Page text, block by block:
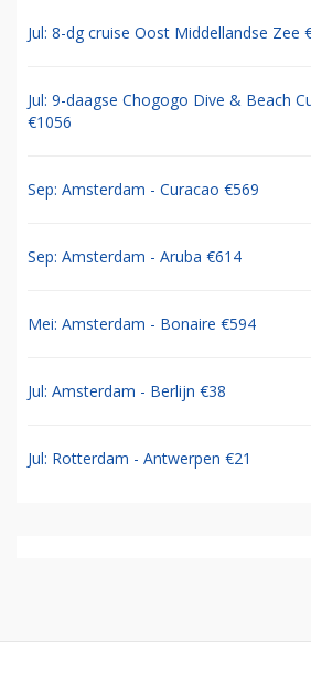
Jul: 8-dg cruise Oost Middellandse Zee
Jul: 9-daagse Chogogo Dive & Beach
€1056
Sep: Amsterdam - Curacao €569
Sep: Amsterdam - Aruba €614
Mei: Amsterdam - Bonaire €594
Jul: Amsterdam - Berlijn €38
Jul: Rotterdam - Antwerpen €21